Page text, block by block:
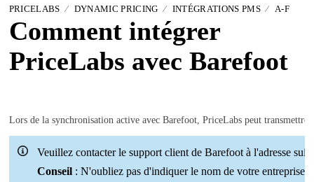
PRICELABS DYNAMIC PRICING INTÉGRATIONS PMS A-F
Comment intégrer
PriceLabs avec Barefoot
Lors de la synchronisation active avec Barefoot, PriceLabs peut
Veuillez contacter le support client de Barefoot à l'adresse
Conseil: N'oubliez pas d'indiquer le nom de votre entreprise